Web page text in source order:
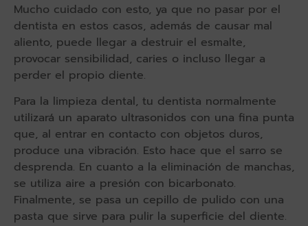
Mucho cuidado con esto, ya que no pasar por el
dentista en estos casos, además de causar mal
aliento, puede llegar a destruir el esmalte,
provocar sensibilidad, caries o incluso llegar a
perder el propio diente.
Para la limpieza dental, tu dentista normalmente
utilizará un aparato ultrasonidos con una fina punta
que, al entrar en contacto con objetos duros,
produce una vibración. Esto hace que el sarro se
desprenda. En cuanto a la eliminación de manchas,
se utiliza aire a presión con bicarbonato.
Finalmente, se pasa un cepillo de pulido con una
pasta que sirve para pulir la superficie del diente.